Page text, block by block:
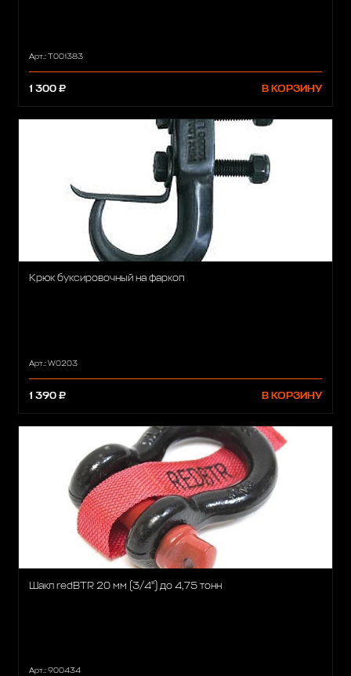
Арт.: T001383
1 300 ₽ В КОРЗИНУ
Крюк буксировочный на фаркоп
Арт.: W0203
1 390 ₽ В КОРЗИНУ
Шакл redBTR 20 мм (3/4") до 4,75 тонн
Арт.: 900434